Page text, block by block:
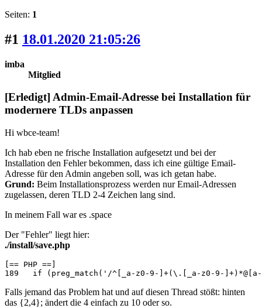
Seiten: 1
#1 18.01.2020 21:05:26
imba
Mitglied
[Erledigt] Admin-Email-Adresse bei Installation für
modernere TLDs anpassen
Hi wbce-team!
Ich hab eben ne frische Installation aufgesetzt und bei der
Installation den Fehler bekommen, dass ich eine gültige Email-
Adresse für den Admin angeben soll, was ich getan habe.
Grund: Beim Installationsprozess werden nur Email-Adressen
zugelassen, deren TLD 2-4 Zeichen lang sind.
In meinem Fall war es .space
Der "Fehler" liegt hier:
./install/save.php
[== PHP ==]
189   if (preg_match('/^[_a-z0-9-]+(\.[_a-z0-9-
Falls jemand das Problem hat und auf diesen Thread stößt: hinten
das {2,4}; ändert die 4 einfach zu 10 oder so.